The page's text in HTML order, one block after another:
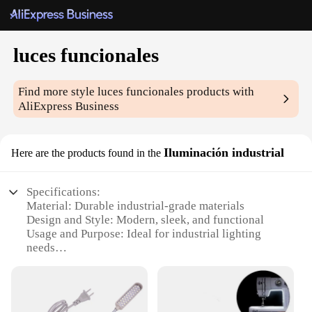
luces funcionales
Find more styleluces funcionales products with
AliExpress Business
Here are the products found in the Iluminación industrial
Specifications:
Material: Durable industrial-grade materials
Design and Style: Modern, sleek, and functional
Usage and Purpose: Ideal for industrial lighting
needs
Shape or Size or Weight or Quantity: Available in
sets for a comprehensive lighting solution